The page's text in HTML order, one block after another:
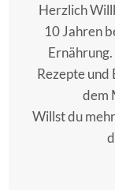
Herzlich
10 Jahren
Rezepte und
dem
Willst du